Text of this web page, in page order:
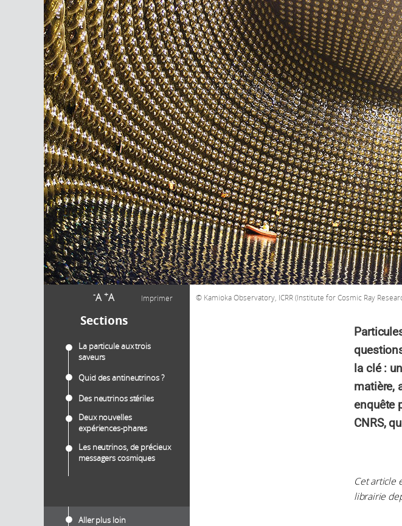
-A +A Imprimer
Sections
La particule aux trois
saveurs
Quid des antineutrinos ?
Des neutrinos stériles
Deux nouvelles
expériences-phares
Les neutrinos, de précieux
messagers cosmiques
Aller plus loin
Kamioka Observatory, ICRR (Institute for Cosmic Ray
la clé :
matière,
enquête
CNRS,
Cet article
librairie